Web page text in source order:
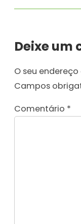
Deixe um
O seu
Campos
Comentário *